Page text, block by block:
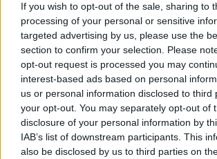
If you wish to opt-out of the sale, sharing to
processing of your personal or sensitive
targeted advertising by us, please use the
section to confirm your selection. Please
opt-out request is processed you may
interest-based ads based on personal
us or personal information disclosed to third
your opt-out. You may separately opt-out of
disclosure of your personal information by
IAB’s list of downstream participants. This
also be disclosed by us to third parties on
ΙΣΤΟΡΊΕΣ ΥΓΕΊΑΣ
Ωνάσειο –
καρδιάς σε νεαρή
ζούσε με μηχανική
εδώ και 18 μήνες
Ωνάσειο :
κρυοκατάλυση σε 9
κολπική μαρμαρυγή